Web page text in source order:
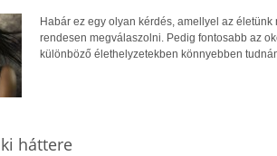
Habár ez egy olyan kérdés, amellyel az
rendesen megválaszolni. Pedig fontosabb az
különböző élethelyzetekben könnyebben
háttere